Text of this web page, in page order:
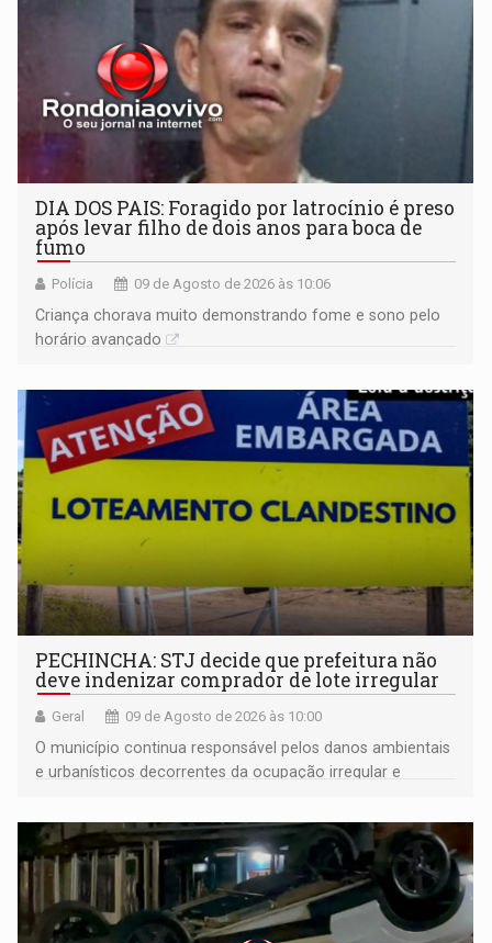
DIA DOS PAIS: Foragido por latrocínio é preso
após levar filho de dois anos para boca de
fumo
Polícia 09 de Agosto de 2026 às 10:06
Criança chorava muito demonstrando fome e sono pelo
horário avançado
PECHINCHA: STJ decide que prefeitura não
deve indenizar comprador de lote irregular
Geral 09 de Agosto de 2026 às 10:00
O município continua responsável pelos danos ambientais
e urbanísticos decorrentes da ocupação irregular e